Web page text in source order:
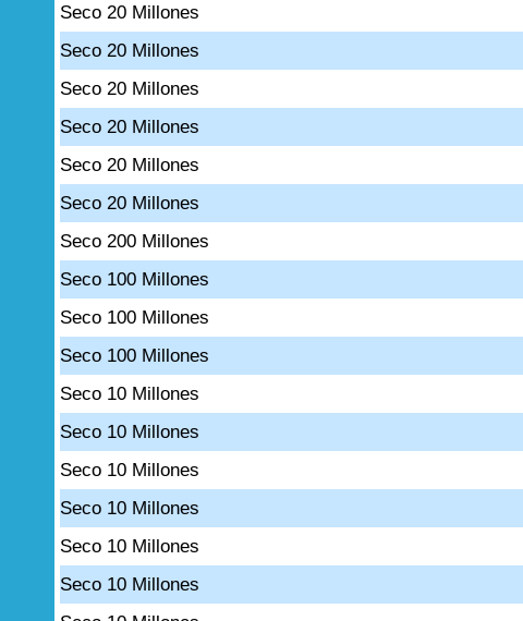
Seco 20 Millones
Seco 20 Millones
Seco 20 Millones
Seco 20 Millones
Seco 20 Millones
Seco 20 Millones
Seco 200 Millones
Seco 100 Millones
Seco 100 Millones
Seco 100 Millones
Seco 10 Millones
Seco 10 Millones
Seco 10 Millones
Seco 10 Millones
Seco 10 Millones
Seco 10 Millones